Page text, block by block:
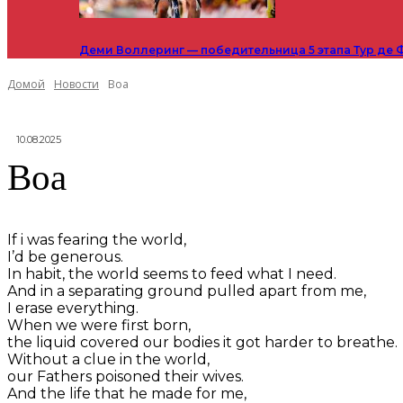
Деми Воллеринг — победительница 5 этапа Тур
Домой Новости Boa
10.08.2025
Boa
If i was fearing the world,
I’d be generous.
In habit, the world seems to feed what I need.
And in a separating ground pulled apart from me,
I erase everything.
When we were first born,
the liquid covered our bodies it got harder to breathe.
Without a clue in the world,
our Fathers poisoned their wives.
And the life that he made for me,